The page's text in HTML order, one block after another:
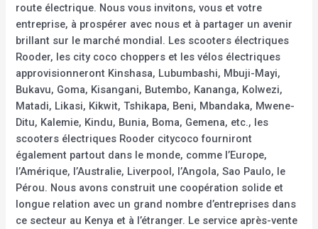
route électrique. Nous vous invitons, vous et votre
entreprise, à prospérer avec nous et à partager un avenir
brillant sur le marché mondial. Les scooters électriques
Rooder, les city coco choppers et les vélos électriques
approvisionneront Kinshasa, Lubumbashi, Mbuji-Mayi,
Bukavu, Goma, Kisangani, Butembo, Kananga, Kolwezi,
Matadi, Likasi, Kikwit, Tshikapa, Beni, Mbandaka, Mwene-
Ditu, Kalemie, Kindu, Bunia, Boma, Gemena, etc., les
scooters électriques Rooder citycoco fourniront
également partout dans le monde, comme l’Europe,
l’Amérique, l’Australie, Liverpool, l’Angola, Sao Paulo, le
Pérou. Nous avons construit une coopération solide et
longue relation avec un grand nombre d’entreprises dans
ce secteur au Kenya et à l’étranger. Le service après-vente